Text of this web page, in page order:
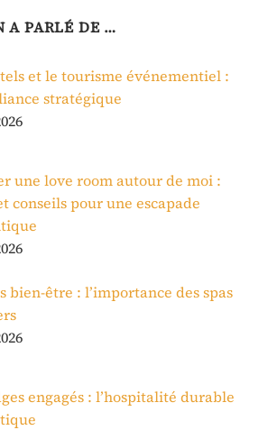
A PARLÉ DE …
et le tourisme événementiel :
stratégique
une love room autour de moi :
conseils pour une escapade
bien-être : l’importance des spas
engagés : l’hospitalité durable